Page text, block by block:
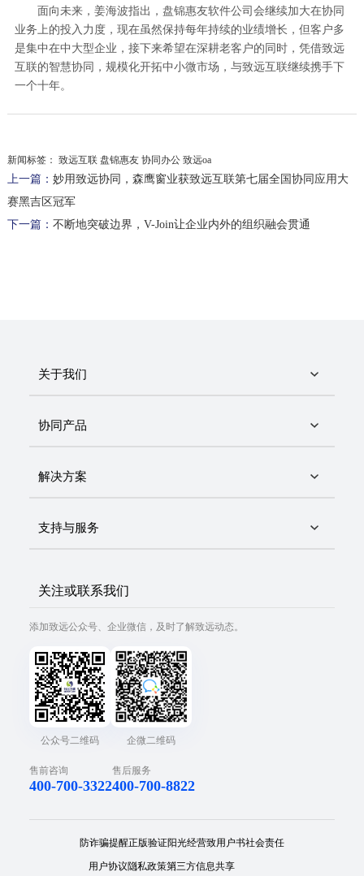
面向未来，姜海波指出，盘锦惠友软件公司会继续加大在协同
业务上的投入力度，现在虽然保持每年持续的业绩增长，但客户多
是集中在中大型企业，接下来希望在深耕老客户的同时，凭借致远
互联的智慧协同，规模化开拓中小微市场，与致远互联继续携手下
一个十年。
新闻标签： 致远互联 盘锦惠友 协同办公 致远oa
上一篇： 妙用致远协同，森鹰窗业获致远互联第七届全国协同应用大
赛黑吉区冠军
下一篇： 不断地突破边界，V-Join让企业内外的组织融会贯通
关于我们
协同产品
解决方案
支持与服务
关注或联系我们
添加致远公众号、企业微信，及时了解致远动态。
公众号二维码 企微二维码
售前咨询
400-700-3322
售后服务
400-700-8822
防诈骗提醒正版验证阳光经营致用户书社会责任
用户协议隐私政策第三方信息共享